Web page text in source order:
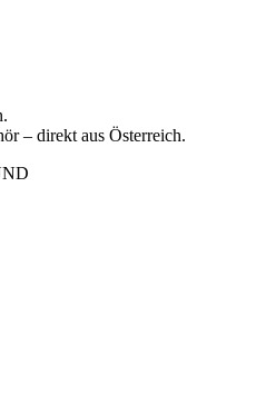
– direkt aus Österreich.